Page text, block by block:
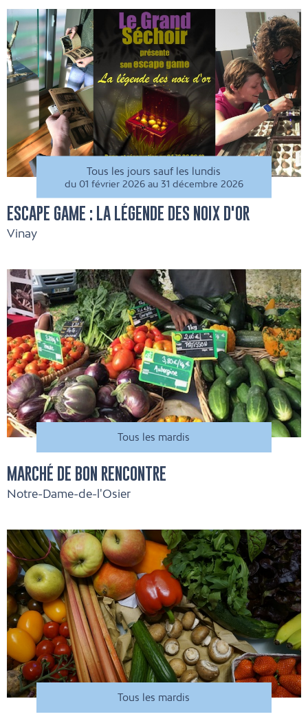
Tous les jours sauf les lundis
du 01 février 2026 au 31 décembre 2026
ESCAPE GAME : LA LÉGENDE DES NOIX D'OR
Vinay
Tous les mardis
MARCHÉ DE BON RENCONTRE
Notre-Dame-de-l'Osier
Tous les mardis